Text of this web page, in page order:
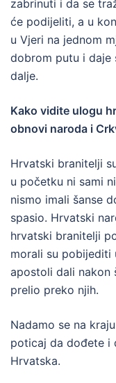
zabrinuti i da se
će podijeliti, a u
u Vjeri na jednom
dobrom putu i daje
dalje.
Kako vidite ulogu
obnovi naroda i
Hrvatski branitelji
u početku ni sami
nismo imali šanse
spasio. Hrvatski
hrvatski branitelji
morali su
apostoli dali nakon
prelio preko njih.
Nadamo se na
poticaj da dođete i
Hrvatska.